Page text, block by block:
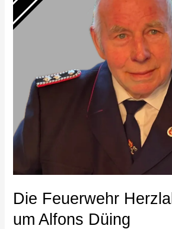
Die Feuerwehr
um Alfons Düing
um
Alfons